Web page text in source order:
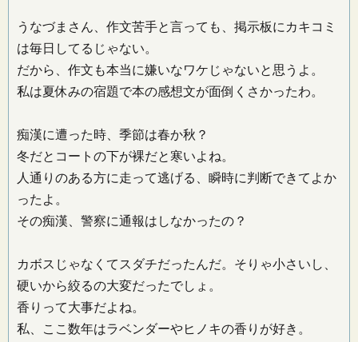
うなづまさん、作文苦手と言っても、掲示板にカキコミ
は毎日してるじゃない。
だから、作文も本当に嫌いなワケじゃないと思うよ。
私は夏休みの宿題で本の感想文が面倒くさかったわ。
痴漢に遭った時、季節は春か秋？
冬だとコートの下が裸だと寒いよね。
人通りのある方に走って逃げる、瞬時に判断できてよか
ったよ。
その痴漢、警察に通報はしなかったの？
カボスじゃなくてスダチだったんだ。そりゃ小さいし、
硬いから絞るの大変だったでしょ。
香りって大事だよね。
私、ここ数年はラベンダーやヒノキの香りが好き。